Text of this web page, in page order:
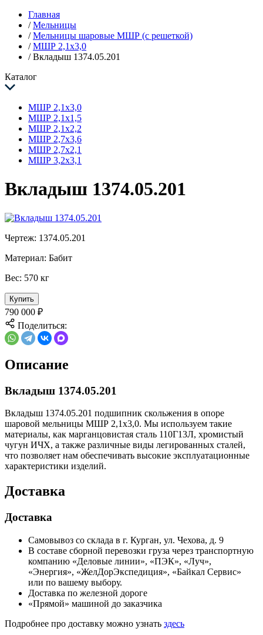
Главная
/ Мельницы
/ Мельницы шаровые МШР (с решеткой)
/ МШР 2,1х3,0
/ Вкладыш 1374.05.201
Каталог
МШР 2,1х3,0
МШР 2,1х1,5
МШР 2,1х2,2
МШР 2,7х3,6
МШР 2,7х2,1
МШР 3,2х3,1
Вкладыш 1374.05.201
Чертеж: 1374.05.201
Материал: Бабит
Вес: 570 кг
Купить
790 000 ₽
Поделиться:
Описание
Вкладыш 1374.05.201
Вкладыш 1374.05.201 подшипник скольжения в опоре
шаровой мельницы МШР 2,1х3,0. Мы используем такие
материалы, как марганцовистая сталь 110Г13Л, хромистый
чугун ИЧХ, а также различные виды легированных сталей,
что позволяет нам обеспечивать высокие эксплуатационные
характеристики изделий.
Доставка
Доставка
Самовывоз со склада в г. Курган, ул. Чехова, д. 9
В составе сборной перевозки груза через транспортную
компанию «Деловые линии», «ПЭК», «Луч»,
«Энергия», «ЖелДорЭкспедиция», «Байкал Сервис»
или по вашему выбору.
Доставка по железной дороге
«Прямой» машиной до заказчика
Подробнее про доставку можно узнать здесь